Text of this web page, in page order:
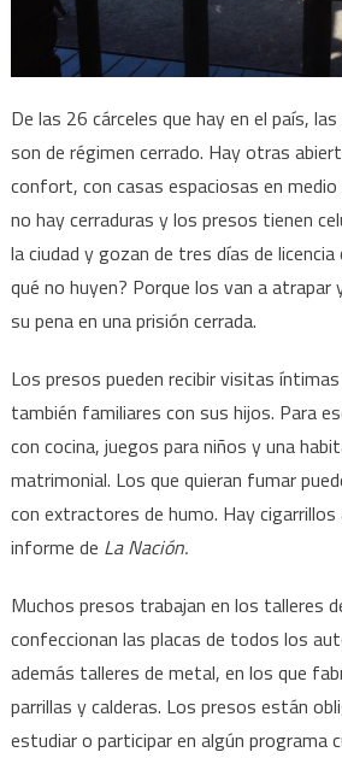
De las 26 cárceles que hay en el país,
son de régimen cerrado. Hay otras
confort, con casas espaciosas en medio
no hay cerraduras y los presos tienen
la ciudad y gozan de tres días de
qué no huyen? Porque los van a atrapar
su pena en una prisión cerrada.
Los presos pueden recibir visitas
también familiares con sus hijos. Para
con cocina, juegos para niños y una
matrimonial. Los que quieran fumar
con extractores de humo. Hay
informe de La Nación.
Muchos presos trabajan en los talleres
confeccionan las placas de todos los
además talleres de metal, en los que
parrillas y calderas. Los presos están
estudiar o participar en algún programa